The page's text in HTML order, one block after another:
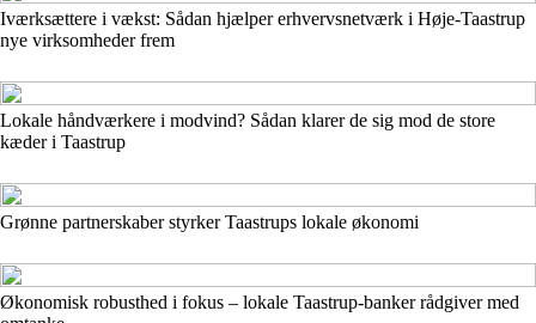
Iværksættere i vækst: Sådan hjælper erhvervsnetværk i Høje-Taastrup
nye virksomheder frem
Lokale håndværkere i modvind? Sådan klarer de sig mod de store
kæder i Taastrup
Grønne partnerskaber styrker Taastrups lokale økonomi
Økonomisk robusthed i fokus – lokale Taastrup-banker rådgiver med